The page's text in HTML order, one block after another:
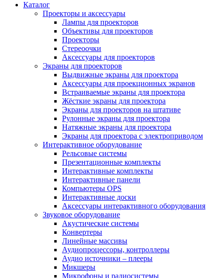
Каталог
Проекторы и аксессуары
Лампы для проекторов
Объективы для проекторов
Проекторы
Стереоочки
Аксессуары для проекторов
Экраны для проекторов
Выдвижные экраны для проектора
Аксессуары для проекционных экранов
Встраиваемые экраны для проектора
Жёсткие экраны для проектора
Экраны для проекторов на штативе
Рулонные экраны для проектора
Натяжные экраны для проектора
Экраны для проектора с электроприводом
Интерактивное оборудование
Рельсовые системы
Презентационные комплекты
Интерактивные комплекты
Интерактивные панели
Компьютеры OPS
Интерактивные доски
Аксессуары интерактивного оборудования
Звуковое оборудование
Акустические системы
Конвертеры
Линейные массивы
Аудиопроцессоры, контроллеры
Аудио источники – плееры
Микшеры
Микрофоны и радиосистемы